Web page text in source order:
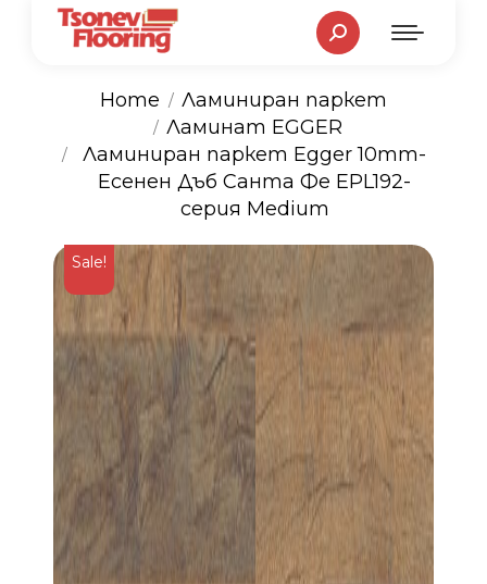
Search:
You are here:
Home
Ламиниран паркет
Ламинат EGGER
Ламиниран паркет Egger 10mm-
Есенен Дъб Санта Фе EPL192-
серия Medium
Sale!